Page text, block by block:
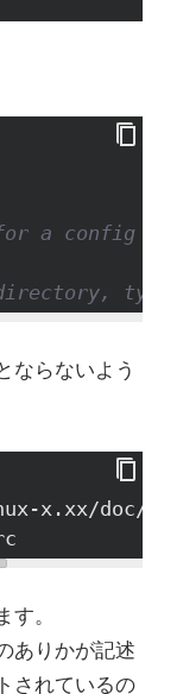
a config
ならないよう
x.xx/doc/
。
ありかが記述
されているの